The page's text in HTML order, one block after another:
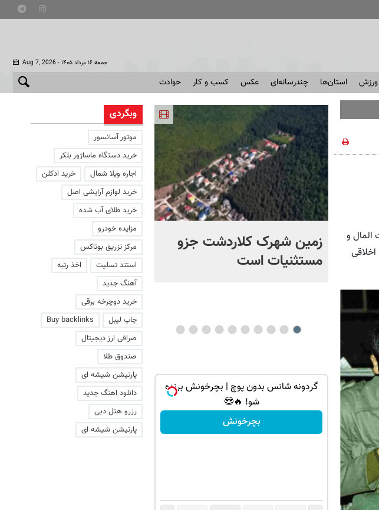
Aug 7, 2026 - جمعه ۱۶ مرداد ۱۴۰۵
ورزش استان‌ها چندرسانه‌ای عکس کسب و کار حوادث
و
راه
زمین شهرک کلاردشت جزو
مستثنیات است
این ملک به فروش می
مو را
گردونه شانس بدون پوچ | بچرخونش برنده
شو! 🔥😍
بچرخونش
وبگردی
موتور آسانسور
خرید دستگاه ماساژور بلکر
اجاره ویلا شمال
خرید ادکلن
خرید لوازم آرایشی اصل
خرید طلای آب شده
مزایده خودرو
مرکز تزریق بوتاکس
استند تسلیت
اخذ رتبه
آهنگ جدید
خرید دوچرخه برقی
چاپ لیبل
Buy backlinks
صرافی ارز دیجیتال
صندوق طلا
پارتیشن شیشه ای
دانلود اهنگ جدید
رزرو هتل دبی
پارتیشن شیشه ای